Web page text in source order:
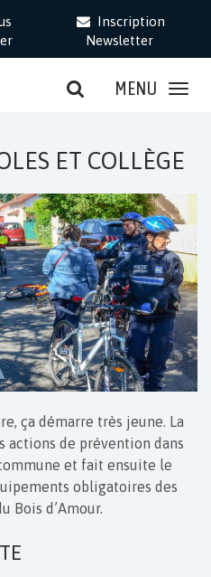
Inscription
Newsletter
MENU
ET COLLÈGE
ça démarre très jeune. La
actions de prévention dans
et fait ensuite le
obligatoires des
Bois d’Amour.